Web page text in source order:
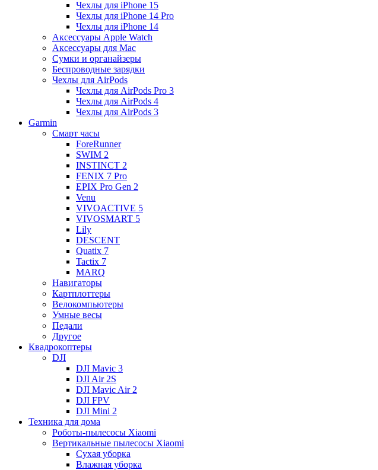
Чехлы для iPhone 15
Чехлы для iPhone 14 Pro
Чехлы для iPhone 14
Аксессуары Apple Watch
Аксессуары для Mac
Сумки и органайзеры
Беспроводные зарядки
Чехлы для AirPods
Чехлы для AirPods Pro 3
Чехлы для AirPods 4
Чехлы для AirPods 3
Garmin
Смарт часы
ForeRunner
SWIM 2
INSTINCT 2
FENIX 7 Pro
EPIX Pro Gen 2
Venu
VIVOACTIVE 5
VIVOSMART 5
Lily
DESCENT
Quatix 7
Tactix 7
MARQ
Навигаторы
Картплоттеры
Велокомпьютеры
Умные весы
Педали
Другое
Квадрокоптеры
DJI
DJI Mavic 3
DJI Air 2S
DJI Mavic Air 2
DJI FPV
DJI Mini 2
Техника для дома
Роботы-пылесосы Xiaomi
Вертикальные пылесосы Xiaomi
Сухая уборка
Влажная уборка